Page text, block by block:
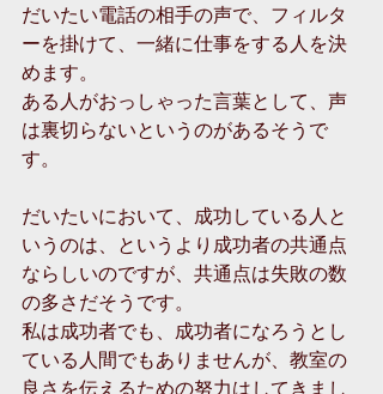
だいたい電話の相手の声で、フィルタ
ーを掛けて、一緒に仕事をする人を決
めます。
ある人がおっしゃった言葉として、声
は裏切らないというのがあるそうで
す。
だいたいにおいて、成功している人と
いうのは、というより成功者の共通点
ならしいのですが、共通点は失敗の数
の多さだそうです。
私は成功者でも、成功者になろうとし
ている人間でもありませんが、教室の
良さを伝えるための努力はしてきまし